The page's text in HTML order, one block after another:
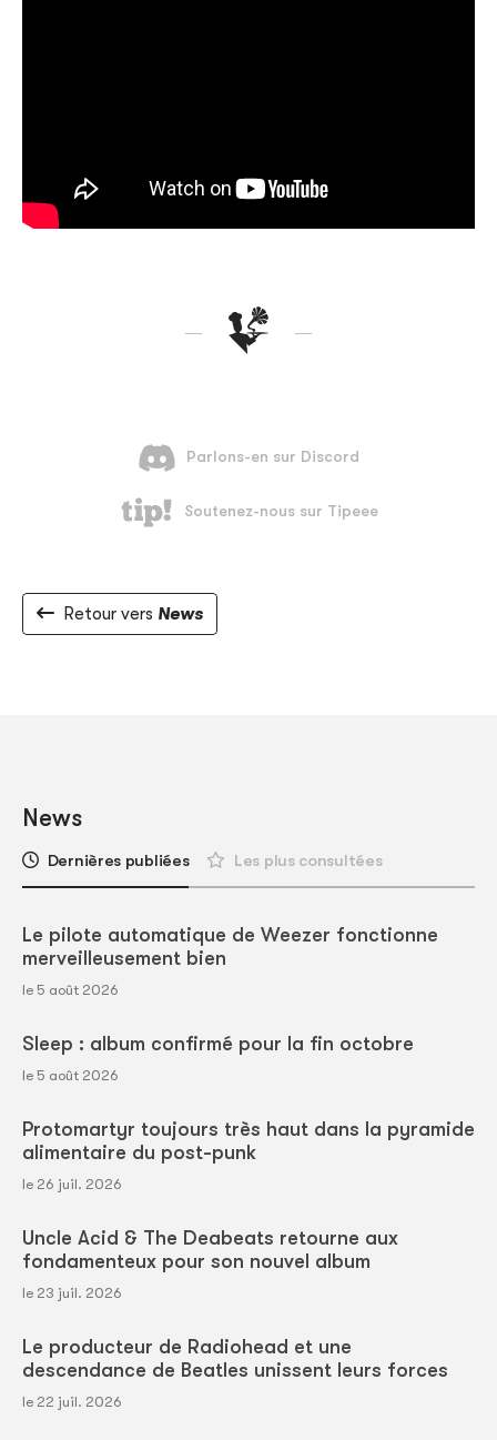
Retour vers News
News
Dernières publiées Les plus consultées
Le pilote automatique de Weezer fonctionne
merveilleusement bien
le 5 août 2026
Sleep : album confirmé pour la fin octobre
le 5 août 2026
Protomartyr toujours très haut dans la pyramide
alimentaire du post-punk
le 26 juil. 2026
Uncle Acid & The Deabeats retourne aux
fondamenteux pour son nouvel album
le 23 juil. 2026
Le producteur de Radiohead et une
descendance de Beatles unissent leurs forces
le 22 juil. 2026